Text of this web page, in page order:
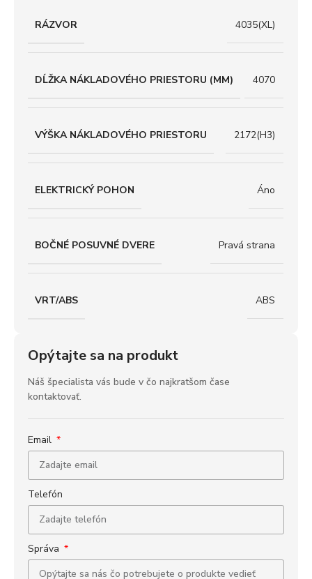
RÁZVOR 4035(XL)
DĹŽKA NÁKLADOVÉHO PRIESTORU (MM) 4070
VÝŠKA NÁKLADOVÉHO PRIESTORU 2172(H3)
ELEKTRICKÝ POHON Áno
BOČNÉ POSUVNÉ DVERE Pravá strana
VRT/ABS ABS
Opýtajte sa na produkt
Náš špecialista vás bude v čo najkratšom čase
kontaktovať.
Email
Telefón
Správa